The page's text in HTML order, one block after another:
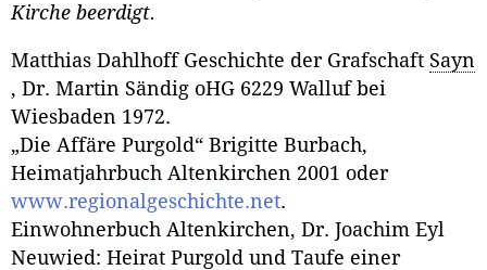
Kirche beerdigt.
Matthias Dahlhoff Geschichte der Grafschaft Sayn
, Dr. Martin Sändig oHG 6229 Walluf bei
Wiesbaden 1972.
„Die Affäre Purgold“ Brigitte Burbach,
Heimatjahrbuch Altenkirchen 2001 oder
www.regionalgeschichte.net.
Einwohnerbuch Altenkirchen, Dr. Joachim Eyl
Neuwied: Heirat Purgold und Taufe einer